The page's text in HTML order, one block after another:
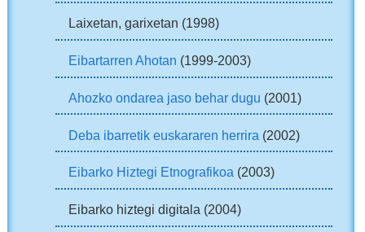
Laixetan, garixetan (1998)
Eibartarren Ahotan (1999-2003)
Ahozko ondarea jaso behar dugu (2001)
Deba ibarretik euskararen herrira (2002)
Eibarko Hiztegi Etnografikoa (2003)
Eibarko hiztegi digitala (2004)